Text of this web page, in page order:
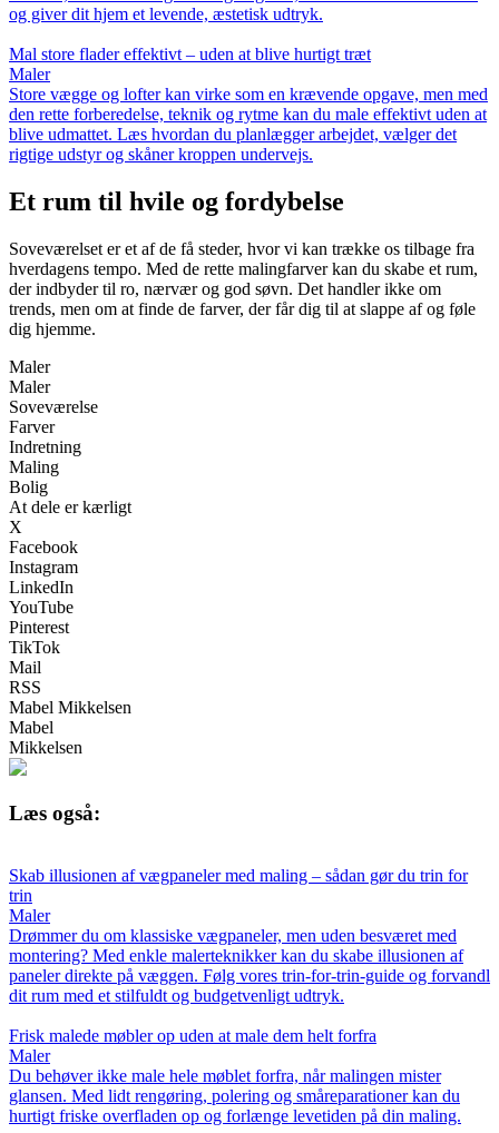
og giver dit hjem et levende, æstetisk udtryk.
Mal store flader effektivt – uden at blive hurtigt træt
Maler
Store vægge og lofter kan virke som en krævende opgave, men med
den rette forberedelse, teknik og rytme kan du male effektivt uden at
blive udmattet. Læs hvordan du planlægger arbejdet, vælger det
rigtige udstyr og skåner kroppen undervejs.
Et rum til hvile og fordybelse
Soveværelset er et af de få steder, hvor vi kan trække os tilbage fra
hverdagens tempo. Med de rette malingfarver kan du skabe et rum,
der indbyder til ro, nærvær og god søvn. Det handler ikke om
trends, men om at finde de farver, der får dig til at slappe af og føle
dig hjemme.
Maler
Maler
Soveværelse
Farver
Indretning
Maling
Bolig
At dele er kærligt
X
Facebook
Instagram
LinkedIn
YouTube
Pinterest
TikTok
Mail
RSS
Mabel Mikkelsen
Mabel
Mikkelsen
Læs også:
Skab illusionen af vægpaneler med maling – sådan gør du trin for
trin
Maler
Drømmer du om klassiske vægpaneler, men uden besværet med
montering? Med enkle malerteknikker kan du skabe illusionen af
paneler direkte på væggen. Følg vores trin-for-trin-guide og forvandl
dit rum med et stilfuldt og budgetvenligt udtryk.
Frisk malede møbler op uden at male dem helt forfra
Maler
Du behøver ikke male hele møblet forfra, når malingen mister
glansen. Med lidt rengøring, polering og småreparationer kan du
hurtigt friske overfladen op og forlænge levetiden på din maling.